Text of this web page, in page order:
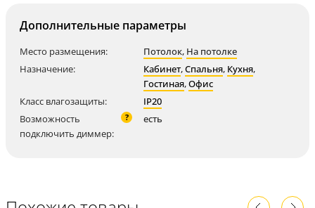
Дополнительные параметры
Место размещения: Потолок, На потолке
Назначение:
Кабинет,Спальня, Кухня,
Гостиная,Офис
Класс влагозащиты:
IP20
Возможность
подключить диммер:
? есть